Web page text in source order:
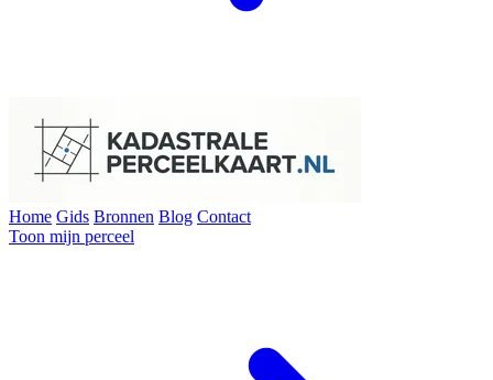
Home Gids Bronnen Blog Contact
Toon mijn perceel